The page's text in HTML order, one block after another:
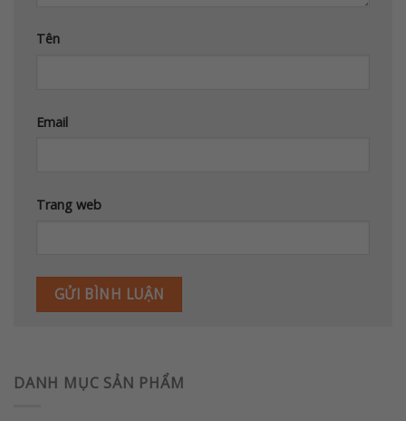
Tên
Email
Trang web
DANH MỤC SẢN PHẨM